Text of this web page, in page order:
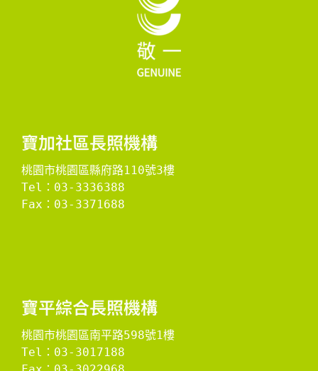
寶加社區長照機構
桃園市桃園區縣府路110號3樓
Tel：03-3336388
Fax：03-3371688
​寶平綜合長照機構​
桃園市桃園區南平路598號1樓
Tel：03-3017188